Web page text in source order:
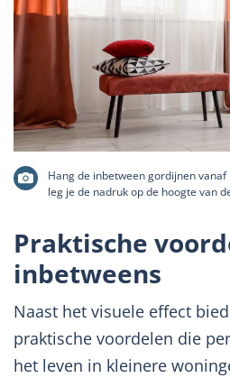
Hang de inbetween gordijnen
leg je de nadruk op de hoogte van
Praktische
inbetweens
Naast het visuele effect
praktische voordelen die
het leven in kleinere